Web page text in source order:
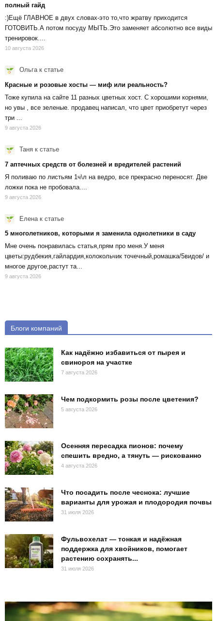
полный гайд
:)Ещё ГЛАВНОЕ в двух словах-это то,что жратву приходится
ГОТОВИТЬ.А потом посуду МЫТЬ.Это заменяет абсолютно все виды
тренировок....
10 августа 2026
Ольгак статье
Красные и розовые хосты — миф или реальность?
Тоже купила на сайте 11 разных цветных хост. С хорошими корнями,
но увы , все зеленые. продавец написал, что цвет приобретут через
три ...
9 августа 2026
Таня к статье
7 аптечных средств от болезней и вредителей растений
Я поливаю по листьям 1ч\л на ведро, все прекрасно переносят. Две
ложки пока не пробовала....
9 августа 2026
Елена к статье
5 многолетников, которыми я заменила однолетники в саду
Мне очень понравилась статья,прям про меня.У меня
цветы:рудбекия,гайлардия,колокольчик точечный,ромашка/5видов/ и
многое другое,растут та...
9 августа 2026
Блоги компаний
Как надёжно избавиться от пырея и
свинороя на участке
7 августа 2026
Чем подкормить розы после цветения?
5 августа 2026
Осенняя пересадка пионов: почему
спешить вредно, а тянуть — рискованно
4 августа 2026
Что посадить после чеснока: лучшие
варианты для урожая и плодородия почвы
31 июля 2026
Фульвохелат — тонкая и надёжная
поддержка для хвойников, помогает
растению сохранять...
31 июля 2026